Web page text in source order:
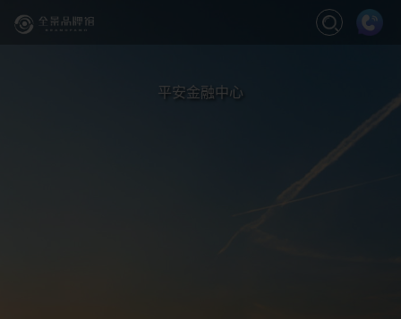
平安金融中心
退出VR模式
VR模式设置